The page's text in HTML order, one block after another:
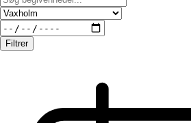
Filtrer